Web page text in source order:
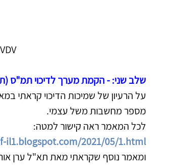
שלב שני: - הקמת מערך לדיכוי תמ"ס
על הרעיון של שמיכות הדיכוי קראתי
מספר מחשבות משל עצמי.
לכל המאמר ראה קישור למטה:
il1.blogspot.com/2021/05/1.html
ומאמר נוסף שקראתי מאת תא"ל ערן